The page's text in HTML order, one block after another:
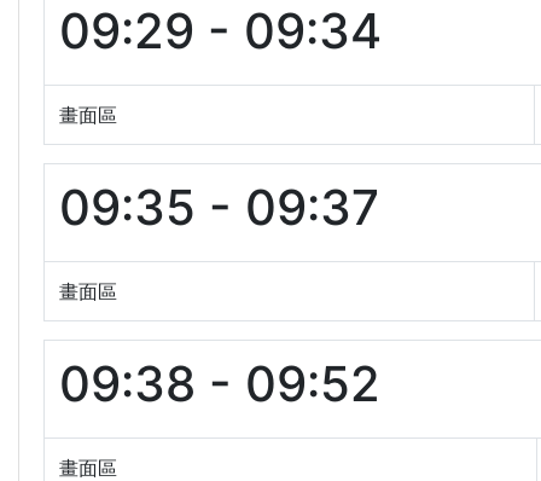
09:29 - 09:34
畫面區
09:35 - 09:37
畫面區
09:38 - 09:52
畫面區